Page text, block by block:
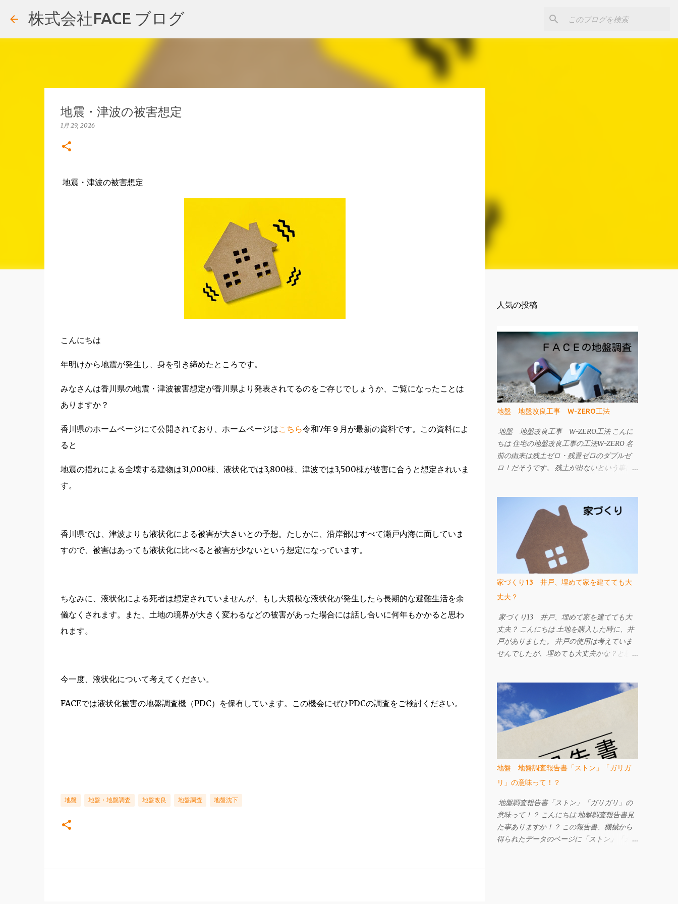
株式会社FACE ブログ
地震・津波の被害想定
1月 29, 2026
地震・津波の被害想定
こんにちは
年明けから地震が発生し、身を引き締めたところです。
みなさんは香川県の地震・津波被害想定が香川県より発表されてるのをご存じでしょうか、ご覧になったことは
ありますか？
香川県のホームページにて公開されており、ホームページはこちら令和7年９月が最新の資料です。この資料によ
ると
地震の揺れによる全壊する建物は31,000棟、液状化では3,800棟、津波では3,500棟が被害に合うと想定されいま
す。
香川県では、津波よりも液状化による被害が大きいとの予想。たしかに、沿岸部はすべて瀬戸内海に面していま
すので、被害はあっても液状化に比べると被害が少ないという想定になっています。
ちなみに、液状化による死者は想定されていませんが、もし大規模な液状化が発生したら長期的な避難生活を余
儀なくされます。また、土地の境界が大きく変わるなどの被害があった場合には話し合いに何年もかかると思わ
れます。
今一度、液状化について考えてください。
FACEでは液状化被害の地盤調査機（PDC）を保有しています。この機会にぜひPDCの調査をご検討ください。
地盤 地盤・地盤調査 地盤改良 地盤調査 地盤沈下
人気の投稿
地盤 地盤改良工事 W-ZERO工法
地盤 地盤改良工事 W-ZERO工法 こんに
ちは 住宅の地盤改良工事の工法W-ZERO 名
前の由来は残土ゼロ・残置ゼロのダブルゼ
ロ！だそうです。 残土が出ないという事は
材である先端の部品と細径鋼管を撤去するこ
とができます。 ですので、地中に埋設物を
残しません。 今までの工法は、建物の重さ
に対して補強材の力のみで支える考え方でし
たが、 W-ZERO工法は土地の支持力も活か
して改良工事の内容を考えられています。
ですから、杭の本数が従来より少なくなった
り、施工日数が少なくて済むなどのメリット
があります。 地盤改良工事は建物を支える
事が一番です。 地震や液状化による被害が
ゼロになる工事ではありませんが、 地盤補
強工事を行っている建物と比べ地震による被
害は小さくなります。 地盤改良工事をご検
ージへ W-ZERO工法 地盤調査・地盤改良
工事のご相談は㈱FACEまで e-mail
info@face215.com tel 087-813-6811
家づくり13 井戸、埋めて家を建てても大
丈夫？
家づくり13 井戸、埋めて家を建てても大
丈夫？ こんにちは 土地を購入した時に、井
戸がありました。 井戸の使用は考えていま
せんでしたが、埋めても大丈夫かな？と思っ
いました。 なぜなら、以前勤めていた工務
店で、井戸がある現場にてお施主様が井戸を
粗野に扱ってしまい、なんとなく順調に工事
が進まない、ちょっとしたケガをする。 と
いうことがあり、工事の途中で改めてお祓い
をした。という記憶があったからです。 購
入した土地に井戸は２つあり、１つは干上が
っていたようでした。 もう一つはしっかり
と水が出る井戸です。 干上がったものは埋
める、水が出るものはそのままにしておく事
に。 我が家はその上に家を建てる事はしま
せんでしたので、花崗土と井戸の底まで届く
長い塩ビパイプを使用しある程度の締固めを
地盤 地盤調査報告書「ストン」「ガリガ
リ」の意味って！？
地盤調査報告書「ストン」「ガリガリ」の
意味って！？ こんにちは 地盤調査報告書見
た事ありますか！？ この報告書、機械から
得られたデータのページに「ストン」「ガリ